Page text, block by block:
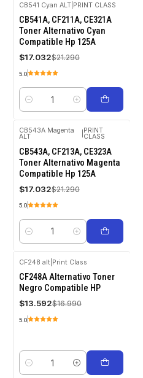
-20%
OFF
CB541 Cyan ALT PRINT CLASS
CB541A, CF211A, CE321A
Toner Alternativo Cyan
Compatible Hp 125A
$17.032$21.290
5.0
Cantidad
OFF
CB543A Magenta
ALT
PRINT
CLASS
CB543A, CF213A, CE323A
Toner Alternativo Magenta
Compatible Hp 125A
$17.032$21.290
5.0
Cantidad
-20%
OFF
CF248 alt Print Class
CF248A Alternativo Toner
Negro Compatible HP
$13.592$16.990
5.0
Cantidad